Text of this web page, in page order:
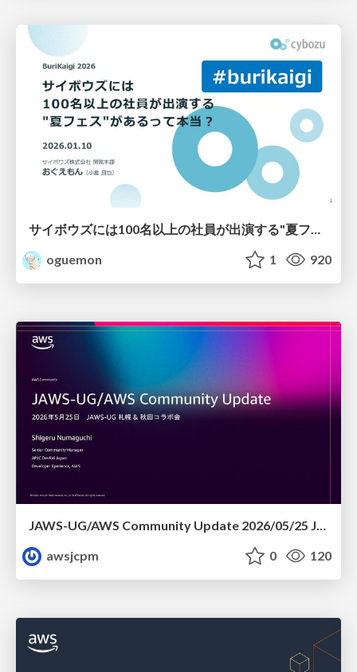
サイボウズには100名以上の社員が出演する"夏フェス"があるって本当？
oguemon
1 920
JAWS-UG/AWS Community Update 2026/05/25 JAWS-UG札幌 & 秋田コラボ会
awsjcpm
0 120